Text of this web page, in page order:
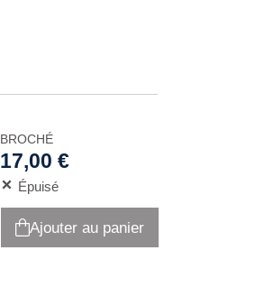
BROCHÉ
17,00 €
Épuisé
Ajouter au panier